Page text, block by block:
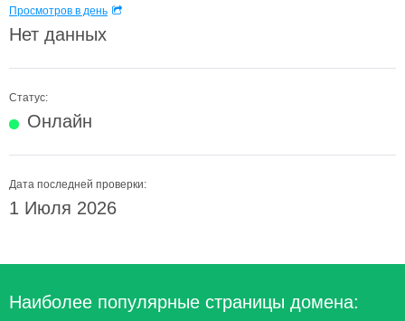
Просмотров в день
Нет данных
Статус:
Онлайн
Дата последней проверки:
1 Июля 2026
Наиболее популярные страницы домена: